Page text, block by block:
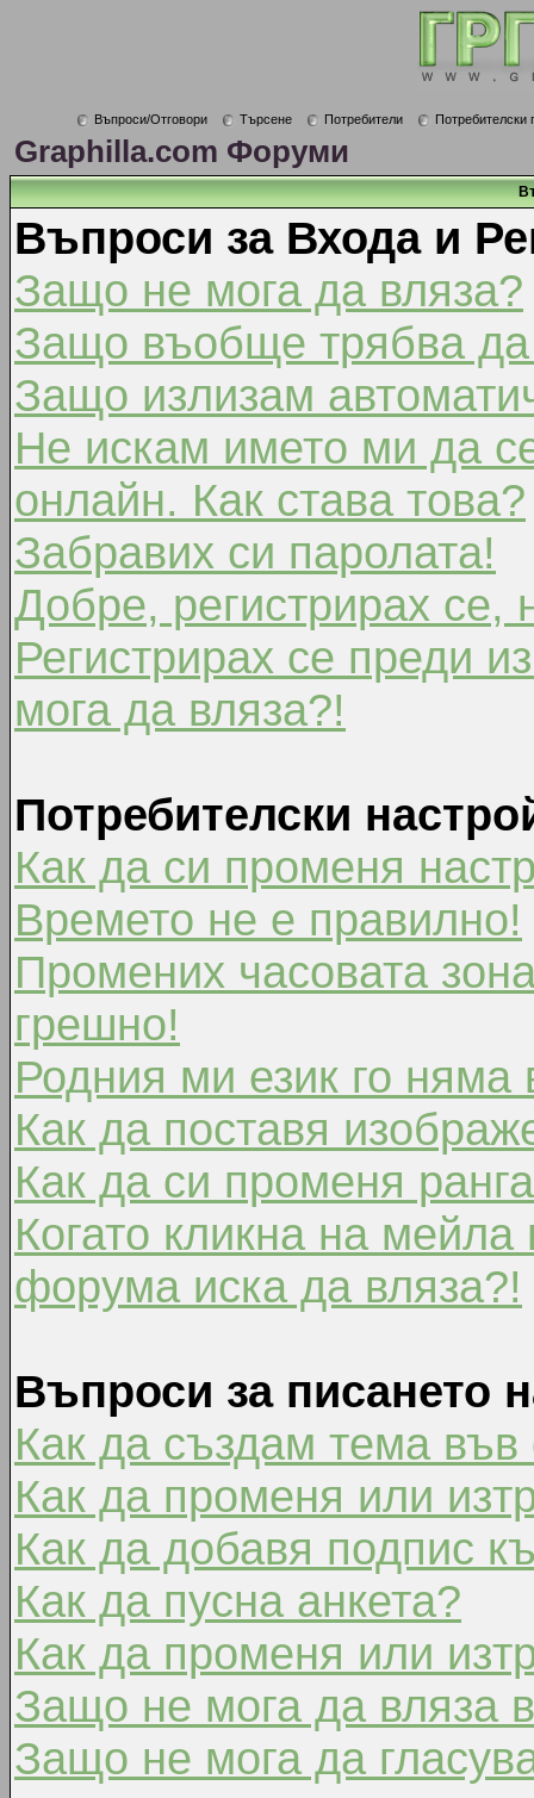
Въпроси/Отговори Търсене Потребители Потребителски
Graphilla.com Форуми
Въпроси за Входа и
Защо не мога да вляза?
Защо въобще трябва да
Защо излизам
Не искам името ми да
онлайн. Как става това?
Забравих си паролата!
Добре, регистрирах се,
Регистрирах се преди
мога да вляза?!
Потребителски
Как да си променя
Времето не е правилно!
Промених часовата
грешно!
Родния ми език го няма
Как да поставя
Как да си променя
Когато кликна на
форума иска да вляза?!
Въпроси за писането
Как да създам тема
Как да променя или
Как да добавя подпис
Как да пусна анкета?
Как да променя или
Защо не мога да вляза
Защо не мога да